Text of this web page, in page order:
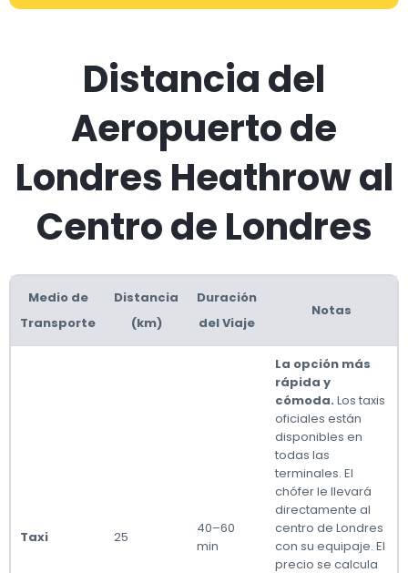
Distancia del
Aeropuerto de
Londres Heathrow al
Centro de Londres
Medio de
Transporte
Distancia
(km)
Duración
del Viaje
Notas
Taxi 25
40–60
min
La opción más
rápida y
cómoda. Los taxis
oficiales están
disponibles en
todas las
terminales. El
chófer le llevará
directamente al
centro de Londres
con su equipaje. El
precio se calcula